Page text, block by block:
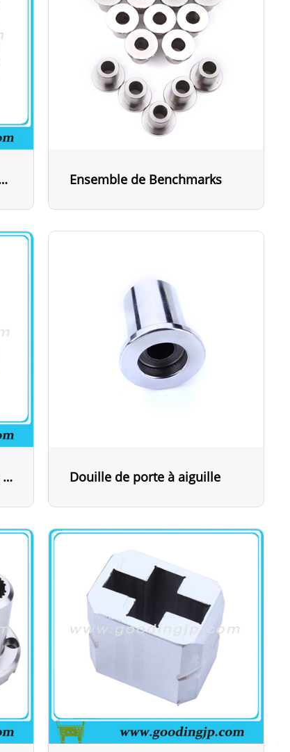
droit à broches rondes Ensemble de Benchmarks
Douille de guidage en acier JIS de forme irrégulière Douille de porte à aiguille